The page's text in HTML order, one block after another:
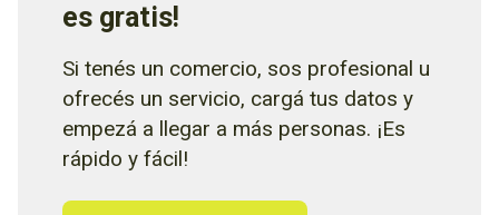
es gratis!
Si tenés un comercio, sos profesional u
ofrecés un servicio, cargá tus datos y
empezá a llegar a más personas. ¡Es
rápido y fácil!